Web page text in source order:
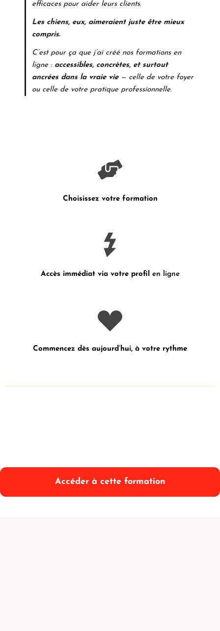
efficaces pour aider leurs clients.
Les chiens, eux, aimeraient juste être mieux
compris.
C’est pour ça que j’ai créé nos formations en
ligne : accessibles, concrètes, et surtout
ancrées dans la vraie vie— celle de votre foyer
ou celle de votre pratique professionnelle.
Choisissez votre formation
Accès immédiat via votre profil en ligne
Commencez dès aujourd’hui, à votre rythme
Accéder à cette formation